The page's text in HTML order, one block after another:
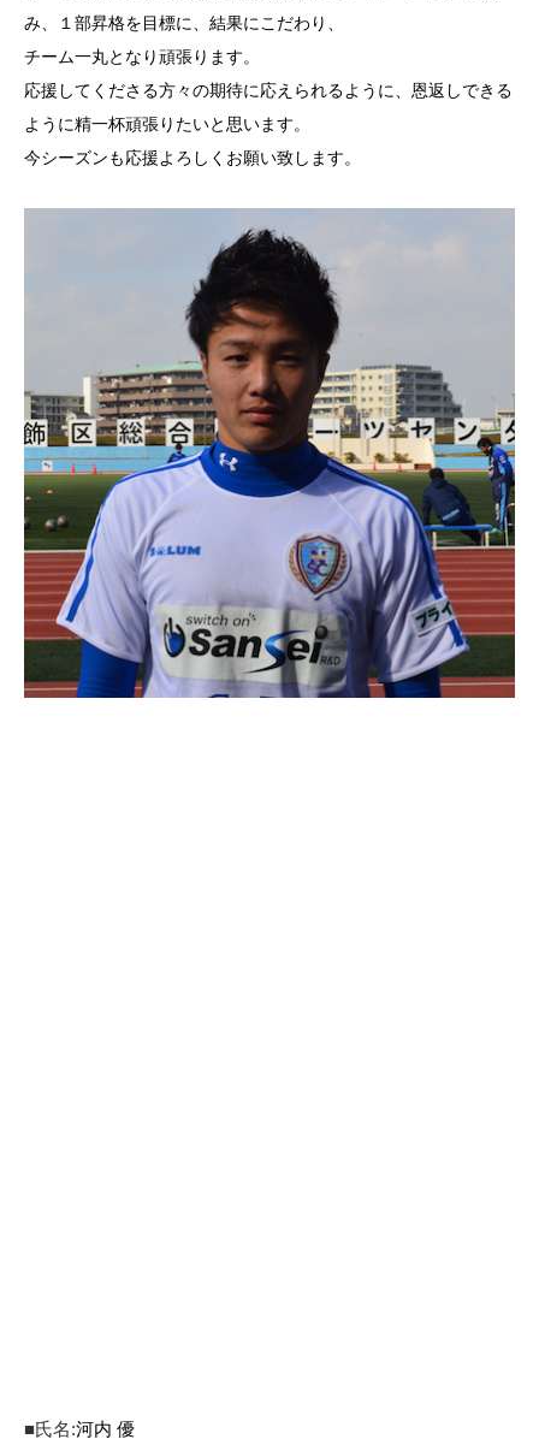
み、１部昇格を目標に、結果にこだわり、
チーム一丸となり頑張ります。
応援してくださる方々の期待に応えられるように、恩返しできる
ように精一杯頑張りたいと思います。
今シーズンも応援よろしくお願い致します。
■氏名:河内 優